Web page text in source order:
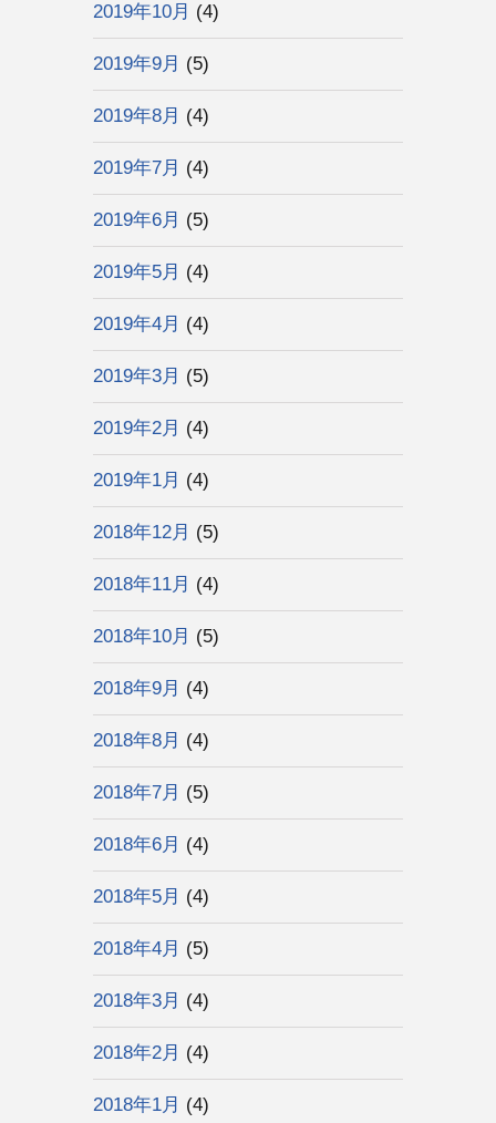
2019年10月 (4)
2019年9月 (5)
2019年8月 (4)
2019年7月 (4)
2019年6月 (5)
2019年5月 (4)
2019年4月 (4)
2019年3月 (5)
2019年2月 (4)
2019年1月 (4)
2018年12月 (5)
2018年11月 (4)
2018年10月 (5)
2018年9月 (4)
2018年8月 (4)
2018年7月 (5)
2018年6月 (4)
2018年5月 (4)
2018年4月 (5)
2018年3月 (4)
2018年2月 (4)
2018年1月 (4)